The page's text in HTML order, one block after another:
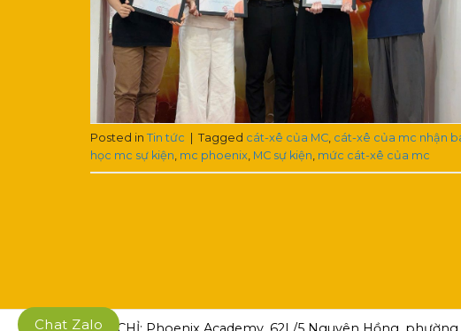
Posted in Tin tức Tagged cát-xê của MC, cát-xê của mc nhận
học mc sự kiện, mc phoenix, MC sự kiện, mức cát-xê của mc
Chat Zalo